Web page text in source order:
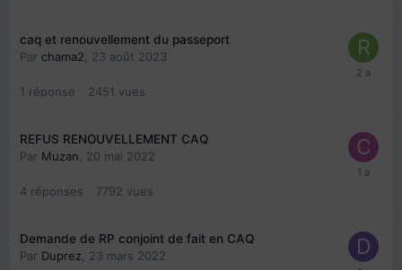
caq et renouvellement du passeport
Par chama2, 23 août 2023
1 réponse 2451 vues
REFUS RENOUVELLEMENT CAQ
Par Muzan, 20 mai 2022
4 réponses 7792 vues
Demande de RP conjoint de fait en CAQ
Par Duprez, 23 mars 2022